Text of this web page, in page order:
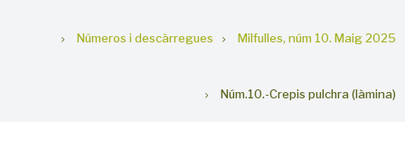
Números i descàrregues Milfulles, núm 10. Maig 2025
Núm.10.-Crepis pulchra (làmina)